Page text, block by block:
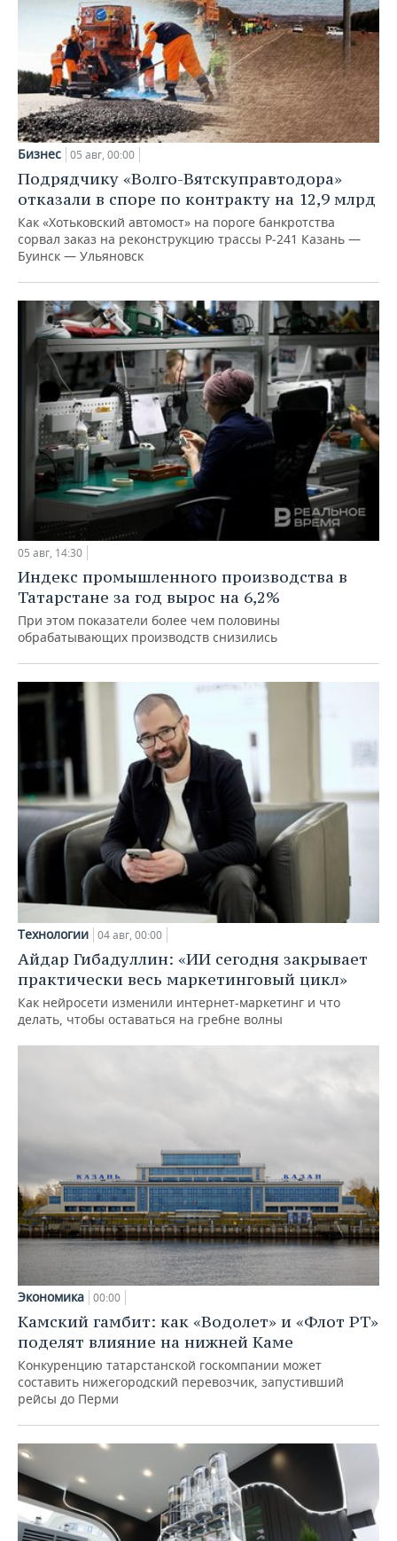
Бизнес 05 авг, 00:00
Подрядчику «Волго-Вятскуправтодора»
отказали в споре по контракту на 12,9 млрд
Как «Хотьковский автомост» на пороге банкротства
сорвал заказ на реконструкцию трассы Р‑241 Казань —
Буинск — Ульяновск
05 авг, 14:30
Индекс промышленного производства в
Татарстане за год вырос на 6,2%
При этом показатели более чем половины
обрабатывающих производств снизились
Технологии 04 авг, 00:00
Айдар Гибадуллин: «ИИ сегодня закрывает
практически весь маркетинговый цикл»
Как нейросети изменили интернет-маркетинг и что
делать, чтобы оставаться на гребне волны
Экономика 00:00
Камский гамбит: как «Водолет» и «Флот РТ»
поделят влияние на нижней Каме
Конкуренцию татарстанской госкомпании может
составить нижегородский перевозчик, запустивший
рейсы до Перми